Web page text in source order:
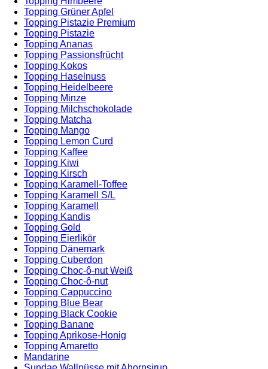
Topping Grüner Apfel
Topping Pistazie Premium
Topping Pistazie
Topping Ananas
Topping Passionsfrücht
Topping Kokos
Topping Haselnuss
Topping Heidelbeere
Topping Minze
Topping Milchschokolade
Topping Matcha
Topping Mango
Topping Lemon Curd
Topping Kaffee
Topping Kiwi
Topping Kirsch
Topping Karamell-Toffee
Topping Karamell S/L
Topping Karamell
Topping Kandis
Topping Gold
Topping Eierlikör
Topping Dänemark
Topping Cuberdon
Topping Choc-ô-nut Weiß
Topping Choc-ô-nut
Topping Cappuccino
Topping Blue Bear
Topping Black Cookie
Topping Banane
Topping Aprikose-Honig
Topping Amaretto
Mandarine